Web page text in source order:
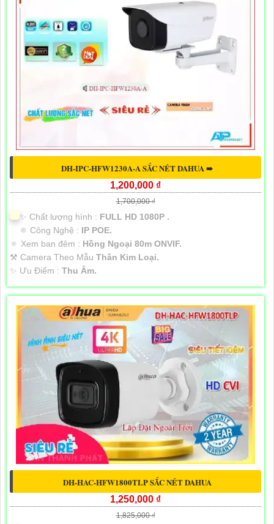
DH-IPC-HFW1230A-A SẮC NÉT DAHUA ➠
1,200,000 ₫
1,700,000 ₫
✨ Chất lượng hình : FULL HD 1080P .
⚛️ Công Nghệ : IP POE.
🔅 Xem ban đêm : Hồng Ngoại 80m ONVIF.
⚒ Camera Theo Mẫu Thân Kim Loại.
️✨ Ưu Điểm : Thu Âm.
DH-HAC-HFW1800TLP SẮC NÉT DAHUA
1,250,000 ₫
1,825,000 ₫